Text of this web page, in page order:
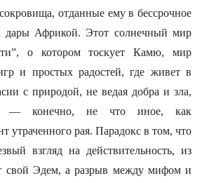
отданные ему в бессрочное
дары Африкой. Этот солнечный мир
о котором тоскует Камю, мир
и простых радостей, где живет в
с природой, не ведая добра и зла,
— конечно, не что иное, как
утраченного рая. Парадокс в том, что
взгляд на действительность, из
свой Эдем, а разрыв между мифом и